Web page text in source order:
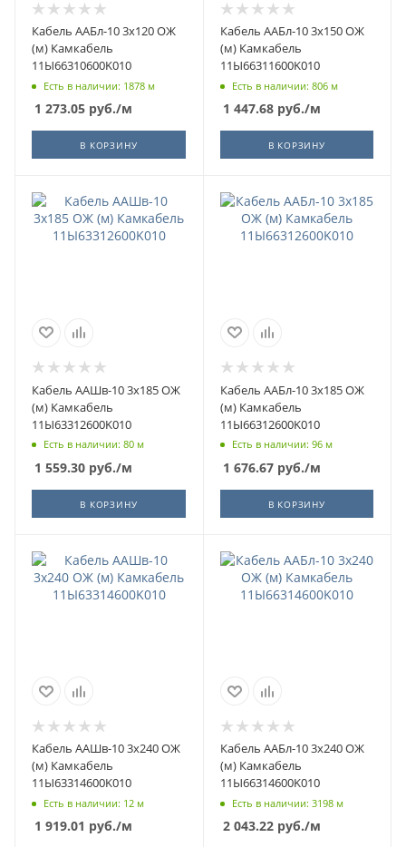
Кабель ААБл-10 3х120 ОЖ
(м) Камкабель
11Ы66310600K010
Есть в наличии: 1878 м
1 273.05 руб./м
В КОРЗИНУ
Кабель ААБл-10 3х150 ОЖ
(м) Камкабель
11Ы66311600K010
Есть в наличии: 806 м
1 447.68руб./м
В КОРЗИНУ
Кабель ААШв-10 3х185 ОЖ
(м) Камкабель
11Ы63312600K010
Есть в наличии: 80 м
1 559.30 руб./м
В КОРЗИНУ
Кабель ААБл-10 3х185 ОЖ
(м) Камкабель
11Ы66312600K010
Есть в наличии: 96 м
1 676.67руб./м
В КОРЗИНУ
Кабель ААШв-10 3х240 ОЖ
(м) Камкабель
11Ы63314600K010
Есть в наличии: 12 м
1 919.01 руб./м
Кабель ААБл-10 3х240 ОЖ
(м) Камкабель
11Ы66314600K010
Есть в наличии: 3198 м
2 043.22руб./м